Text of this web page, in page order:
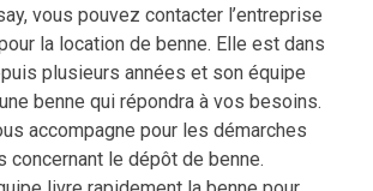
vous pouvez contacter l’entreprise
la location de benne. Elle est dans
plusieurs années et son équipe
benne qui répondra à vos besoins.
accompagne pour les démarches
concernant le dépôt de benne.